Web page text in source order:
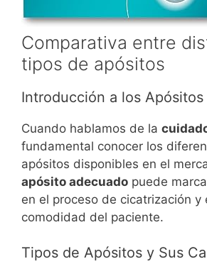
Comparativa entre
tipos de apósitos
Introducción a los Apósitos
Cuando hablamos de la
fundamental conocer los
apósitos disponibles en el
apósito adecuado puede
en el proceso de cicatrización y
comodidad del paciente.
Tipos de Apósitos y Sus